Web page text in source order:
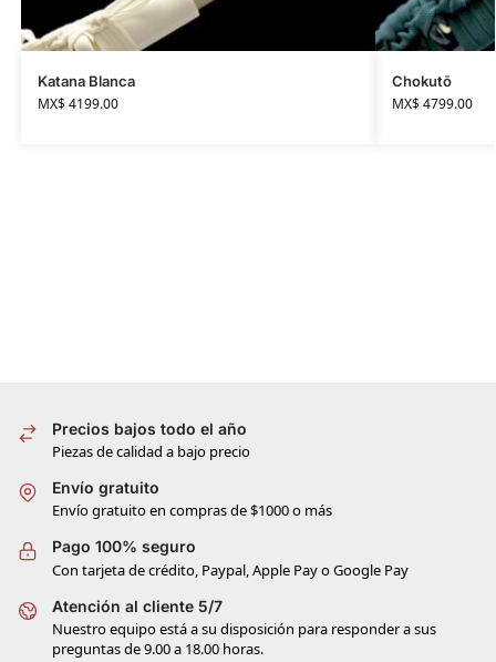
Katana Blanca
MX$4199.00
Chokutō
MX$4799.00
Precios bajos todo el año
Piezas de calidad a bajo precio
Envío gratuito
Envío gratuito en compras de $1000 o más
Pago 100% seguro
Con tarjeta de crédito, Paypal, Apple Pay o Google Pay
Atención al cliente 5/7
Nuestro equipo está a su disposición para responder a sus
preguntas de 9.00 a 18.00 horas.